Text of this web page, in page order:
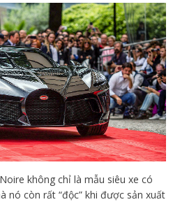
không chỉ là mẫu siêu xe có
nó còn rất “độc” khi được sản xuất